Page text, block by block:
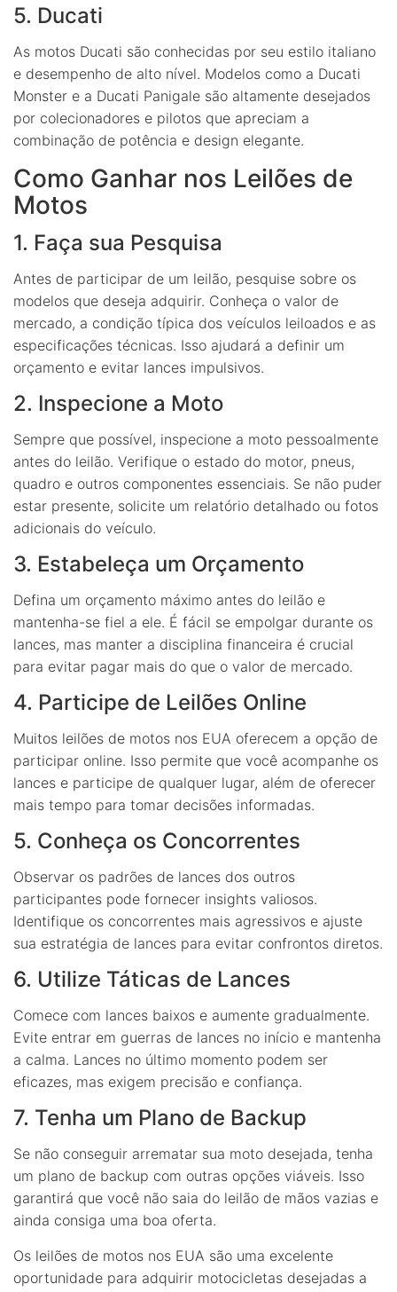
5. Ducati
As motos Ducati são conhecidas por seu estilo italiano
e desempenho de alto nível. Modelos como a Ducati
Monster e a Ducati Panigale são altamente desejados
por colecionadores e pilotos que apreciam a
combinação de potência e design elegante.
Como Ganhar nos Leilões de
Motos
1. Faça sua Pesquisa
Antes de participar de um leilão, pesquise sobre os
modelos que deseja adquirir. Conheça o valor de
mercado, a condição típica dos veículos leiloados e as
especificações técnicas. Isso ajudará a definir um
orçamento e evitar lances impulsivos.
2. Inspecione a Moto
Sempre que possível, inspecione a moto pessoalmente
antes do leilão. Verifique o estado do motor, pneus,
quadro e outros componentes essenciais. Se não puder
estar presente, solicite um relatório detalhado ou fotos
adicionais do veículo.
3. Estabeleça um Orçamento
Defina um orçamento máximo antes do leilão e
mantenha-se fiel a ele. É fácil se empolgar durante os
lances, mas manter a disciplina financeira é crucial
para evitar pagar mais do que o valor de mercado.
4. Participe de Leilões Online
Muitos leilões de motos nos EUA oferecem a opção de
participar online. Isso permite que você acompanhe os
lances e participe de qualquer lugar, além de oferecer
mais tempo para tomar decisões informadas.
5. Conheça os Concorrentes
Observar os padrões de lances dos outros
participantes pode fornecer insights valiosos.
Identifique os concorrentes mais agressivos e ajuste
sua estratégia de lances para evitar confrontos diretos.
6. Utilize Táticas de Lances
Comece com lances baixos e aumente gradualmente.
Evite entrar em guerras de lances no início e mantenha
a calma. Lances no último momento podem ser
eficazes, mas exigem precisão e confiança.
7. Tenha um Plano de Backup
Se não conseguir arrematar sua moto desejada, tenha
um plano de backup com outras opções viáveis. Isso
garantirá que você não saia do leilão de mãos vazias e
ainda consiga uma boa oferta.
Os leilões de motos nos EUA são uma excelente
oportunidade para adquirir motocicletas desejadas a